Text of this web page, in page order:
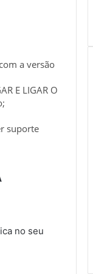
a versão
E LIGAR O
suporte
no seu